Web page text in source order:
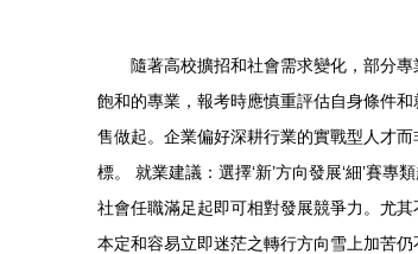
隨著高校擴招和社會需求變化，部分
飽和的專業，報考時應慎重評估自身條件
售做起。企業偏好深耕行業的實戰型人才
標。 就業建議：選擇‘新’方向發展‘細’賽
社會任職滿足起即可相對發展競爭力。尤
本定和容易立即迷茫之轉行方向雪上加苦